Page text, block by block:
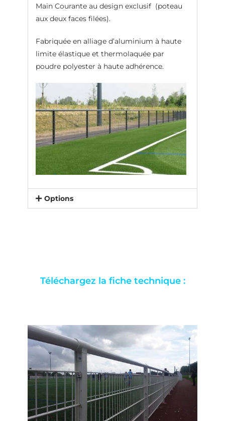
Main Courante au design exclusif (poteau
aux deux faces filées).
Fabriquée en alliage d’aluminium à haute
limite élastique et thermolaquée par
poudre polyester à haute adhérence.
Options
Téléchargez la fiche technique :